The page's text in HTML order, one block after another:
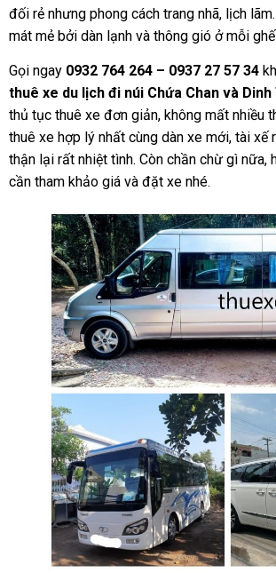
đối rẻ nhưng phong cách trang nhã, lịch
mát mẻ bởi dàn lạnh và thông gió ở mỗi
Gọi ngay 0932 764 264 – 0937 27 57 34
thuê xe du lịch đi núi Chứa Chan và
thủ tục thuê xe đơn giản, không mất nhiều
thuê xe hợp lý nhất cùng dàn xe mới, tài xế
thận lại rất nhiệt tình. Còn chần chừ gì nữa,
cần tham khảo giá và đặt xe nhé.